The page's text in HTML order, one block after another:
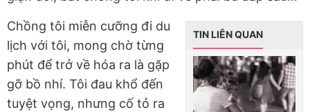
TIN LIÊN QUAN
Chồng tôi miễn cưỡng đi du
lịch với tôi, mong chờ từng
phút để trở về hóa ra là gặp
gỡ bồ nhí. Tôi đau khổ đến
tuyệt vọng, nhưng cố tỏ ra